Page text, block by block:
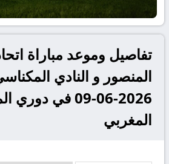
تفاصيل وموعد مباراة
المنصور و النادي
2026-06-09 في
المغربي